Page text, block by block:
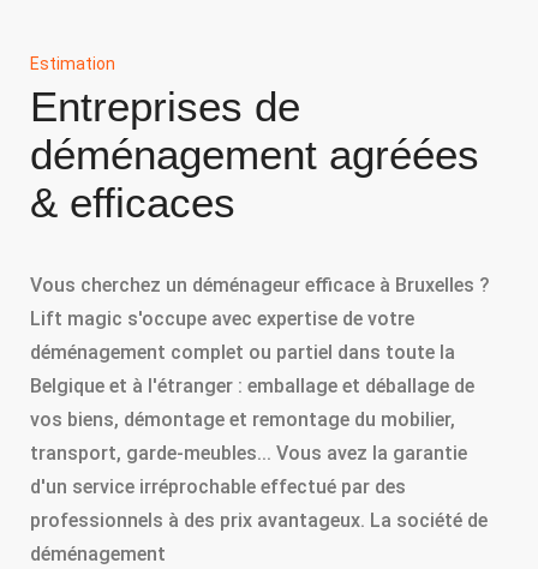
Estimation
Entreprises de
déménagement agréées
& efficaces
Vous cherchez un déménageur efficace à Bruxelles ?
Lift magic s'occupe avec expertise de votre
déménagement complet ou partiel dans toute la
Belgique et à l'étranger : emballage et déballage de
vos biens, démontage et remontage du mobilier,
transport, garde-meubles... Vous avez la garantie
d'un service irréprochable effectué par des
professionnels à des prix avantageux. La société de
déménagement